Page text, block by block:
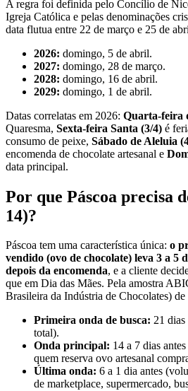
A regra foi definida pelo Concílio de
Igreja Católica e pelas denominações
data flutua entre 22 de março e 25 de
2026: domingo, 5 de abril.
2027: domingo, 28 de março.
2028: domingo, 16 de abril.
2029: domingo, 1 de abril.
Datas correlatas em 2026: Quarta-feira
Quaresma, Sexta-feira Santa (3/4) é
consumo de peixe, Sábado de Aleluia
encomenda de chocolate artesanal e
data principal.
Por que Páscoa precisa
14)?
Páscoa tem uma característica única: o
vendido (ovo de chocolate) leva 3 a 5
depois da encomenda, e a cliente
que em Dia das Mães. Pela amostra
Brasileira da Indústria de Chocolates)
Primeira onda de busca: 21
total).
Onda principal: 14 a 7 dias
quem reserva ovo artesanal
Última onda: 6 a 1 dia antes
de marketplace, supermercado,